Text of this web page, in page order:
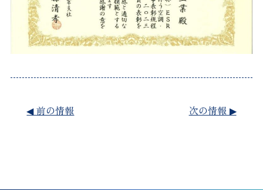
◀︎ 前の情報 次の情報 ▶︎